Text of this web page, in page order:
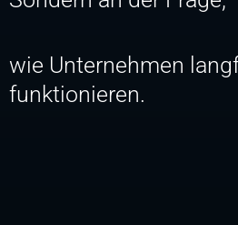
wie Unternehmen
funktionieren.